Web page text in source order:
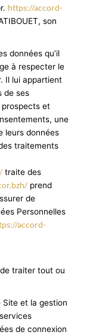
https://accord-
son
données qu’il
à respecter le
Il lui appartient
de ses
prospects et
une
leurs données
traitements
traite des
prend
de
Personnelles
accord-
traiter tout ou
et la gestion
de connexion